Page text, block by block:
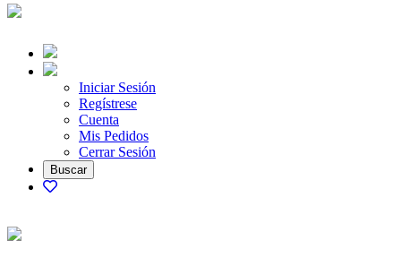
Iniciar Sesión
Regístrese
Cuenta
Mis Pedidos
Cerrar Sesión